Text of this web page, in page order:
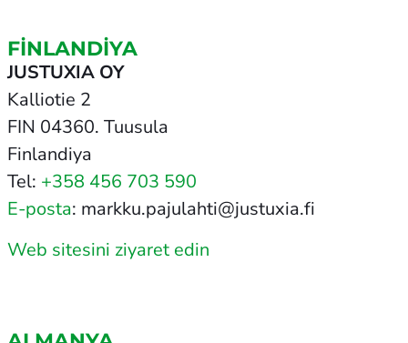
FINLANDIYA
JUSTUXIA OY
Kalliotie 2
FIN 04360. Tuusula
Finlandiya
Tel: +358 456 703 590
E-posta: markku.pajulahti@justuxia.fi
Web sitesini ziyaret edin